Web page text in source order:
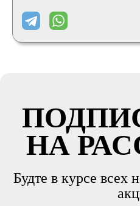
НА
Будте в курсе всех